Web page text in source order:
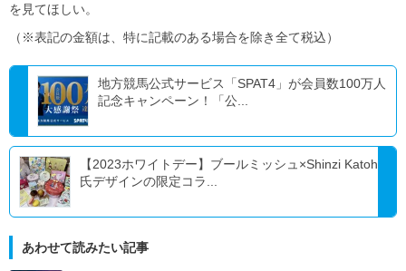
を見てほしい。
（※表記の金額は、特に記載のある場合を除き全て税込）
地⽅競⾺公式サービス「SPAT4」が会員数100万⼈
記念キャンペーン！「公...
【2023ホワイトデー】ブールミッシュ×Shinzi Katoh
氏デザインの限定コラ...
あわせて読みたい記事